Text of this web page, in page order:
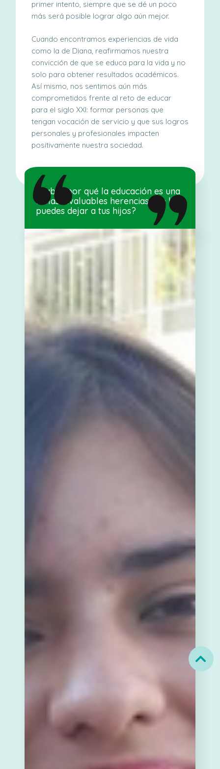
¿Sabes por qué la educación es una
de las invaluables herencias que les
puedes dejar a tus hijos?
primer intento, siempre que se dé un poco
más será posible lograr algo aún mejor.
Cuando encontramos experiencias de vida
como la de Diana, reafirmamos nuestra
convicción de que se educa para la vida y no
solo para obtener resultados académicos.
Así mismo, nos sentimos aún más
comprometidos frente al reto de educar
para el siglo XXI: formar personas que
tengan vocación de servicio y que sus logros
personales y profesionales impacten
positivamente nuestra sociedad.